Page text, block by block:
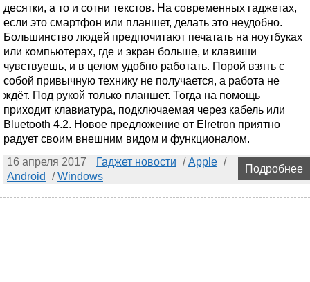
десятки, а то и сотни текстов. На современных гаджетах,
если это смартфон или планшет, делать это неудобно.
Большинство людей предпочитают печатать на ноутбуках
или компьютерах, где и экран больше, и клавиши
чувствуешь, и в целом удобно работать. Порой взять с
собой привычную технику не получается, а работа не
ждёт. Под рукой только планшет. Тогда на помощь
приходит клавиатура, подключаемая через кабель или
Bluetooth 4.2. Новое предложение от Elretron приятно
радует своим внешним видом и функционалом.
16 апреля 2017
Гаджет новости /Apple /
Android
/Windows
Подробнее